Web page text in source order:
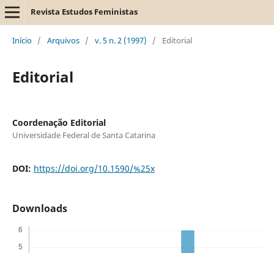
Revista Estudos Feministas
Início / Arquivos / v. 5 n. 2 (1997) / Editorial
Editorial
Coordenação Editorial
Universidade Federal de Santa Catarina
DOI: https://doi.org/10.1590/%25x
Downloads